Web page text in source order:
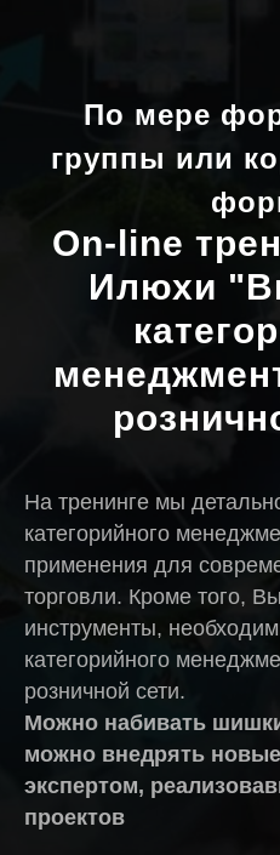
По мере
группы или
On-line
Илюхи
На тренинге мы
категорийного
применения для
торговли. Кроме того,
инструменты,
категорийного
розничной сети.
Можно набивать
можно внедрять
экспертом,
проектов